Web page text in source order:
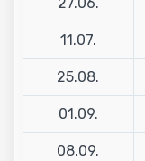
11.07.
25.08.
01.09.
08.09.